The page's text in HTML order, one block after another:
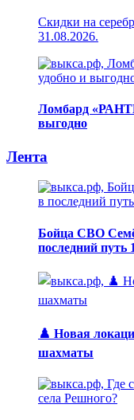
Скидки на
31.08.2026.
Ломбард
выгодно
Лента
Бойца СВО
последний путь
♟️ Новая
шахматы